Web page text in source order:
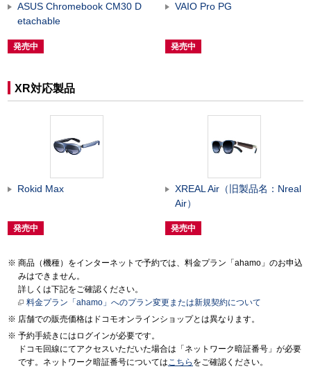
ASUS Chromebook CM30 D
etachable
発売中
VAIO Pro PG
発売中
XR対応製品
Rokid Max
発売中
XREAL Air（旧製品名：Nreal
Air）
発売中
商品（機種）をインターネットで予約では、料金プラン「ahamo」のお申込
みはできません。
詳しくは下記をご確認ください。
料金プラン「ahamo」へのプラン変更または新規契約について
店舗での販売価格はドコモオンラインショップとは異なります。
予約手続きにはログインが必要です。
ドコモ回線にてアクセスいただいた場合は「ネットワーク暗証番号」が必要
です。ネットワーク暗証番号については こちら をご確認ください。